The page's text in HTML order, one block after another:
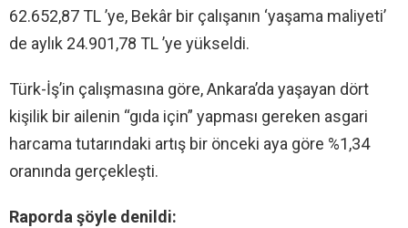
62.652,87 TL ’ye, Bekâr bir çalışanın ‘yaşama maliyeti’
de aylık 24.901,78 TL ’ye yükseldi.
Türk-İş’in çalışmasına göre, Ankara’da yaşayan dört
kişilik bir ailenin “gıda için” yapması gereken asgari
harcama tutarındaki artış bir önceki aya göre %1,34
oranında gerçekleşti.
Raporda şöyle denildi: